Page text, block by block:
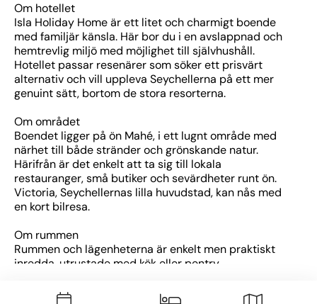
Om hotellet
Isla Holiday Home är ett litet och charmigt boende
med familjär känsla. Här bor du i en avslappnad och
hemtrevlig miljö med möjlighet till självhushåll.
Hotellet passar resenärer som söker ett prisvärt
alternativ och vill uppleva Seychellerna på ett mer
genuint sätt, bortom de stora resorterna.
Om området
Boendet ligger på ön Mahé, i ett lugnt område med
närhet till både stränder och grönskande natur.
Härifrån är det enkelt att ta sig till lokala
restauranger, små butiker och sevärdheter runt ön.
Victoria, Seychellernas lilla huvudstad, kan nås med
en kort bilresa.
Om rummen
Rummen och lägenheterna är enkelt men praktiskt
inredda, utrustade med kök eller pentry,
balkong eller terrass med utsikt mot trädgården eller